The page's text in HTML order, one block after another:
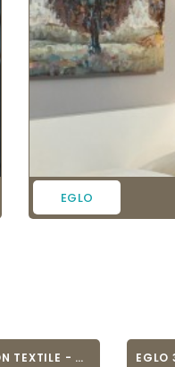
EGLO
EGLO 31572 - SUSPENSION TEXTILE - PASTERI